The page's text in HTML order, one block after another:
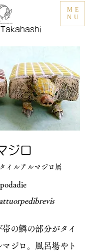
ME
NU
ジロ
イルアルマジロ属
の鱗の部分がタイ
ジロ。風呂場やト